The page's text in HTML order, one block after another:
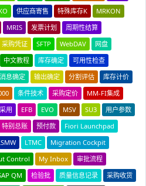
供应商寄售 特殊库存K
MRKON
MRIS 发票计划
周期性结算
采购凭证 SFTP WebDAV
网盘
中文教程 库存确定
可用性检查
消息确定 输出确定 分割评估
库存计价
条件技术 采购定价
MM-FI集成
用 EFB EVO MSV SU3
用户参数
特别总账 预付款
Fiori Launchpad
LTMC
Migration Cockpit
Control My Inbox
审批流程
QM 检验批 质量信息记录
采购收货